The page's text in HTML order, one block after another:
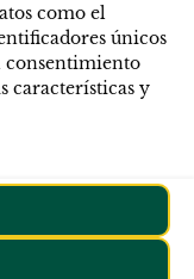
como el
únicos
consentimiento
características y
se regula la
personal del
dejar claro que